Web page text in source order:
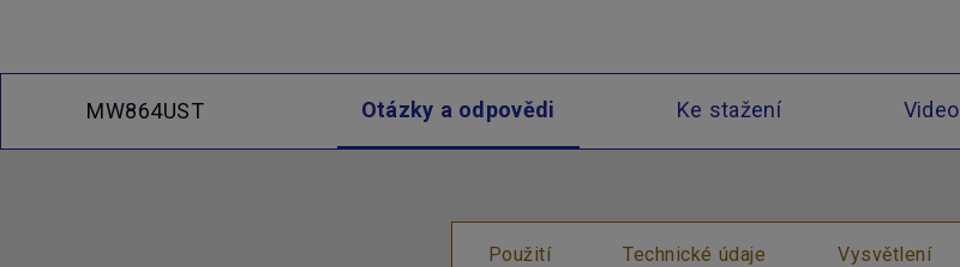
MW864UST Otázky a odpovědi Ke stažení Video
Použití Technické údaje Vysvětlení